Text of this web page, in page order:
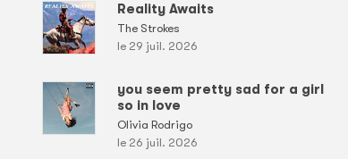
Reality Awaits
The Strokes
le 29 juil. 2026
you seem pretty sad for a girl
so in love
Olivia Rodrigo
le 26 juil. 2026